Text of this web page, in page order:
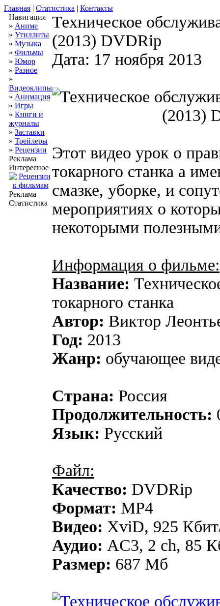
Главная | Статистика | Контакты
Навигация
» Аниме
» Утиллиты
» Музыка
» Фильмы
» Юмор
» Разное
»
Видеоклипы
» Анимация
» Игры
» Книги и
журналы
» Заставки
» Трейлеры
» Рецензии
Реклама
Интересное
Реклама
Статистика
Техническое
(2013) DVDRip
Дата: 17 ноября 2013
Этот видео урок о
токарного станка а
смазке, уборке, и
мероприятиях о
некоторыми
Информация о фильме:
Название:
токарного станка
Автор: Виктор
Год: 2013
Жанр: обучающее
Страна: Россия
Продолжительность:
Язык: Русский
Файл:
Качество: DVDRip
Формат: MP4
Видео: XviD, 925
Аудио: AC3, 2 ch, 85
Размер: 687 Мб